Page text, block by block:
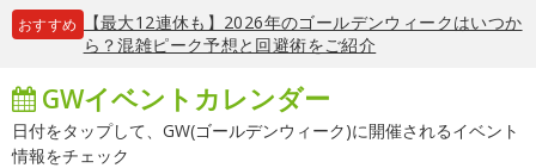
おすすめ
【最大12連休も】2026年のゴールデンウィークはいつか
ら？混雑ピーク予想と回避術をご紹介
GWイベントカレンダー
日付をタップして、GW(ゴールデンウィーク)に開催されるイベント
情報をチェック